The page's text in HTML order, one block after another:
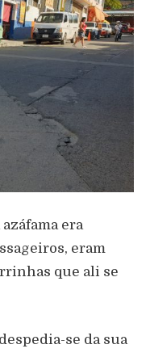
era
eram
que ali se
se da sua